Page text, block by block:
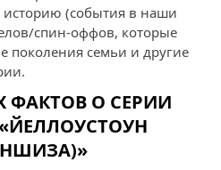
(события в наши
спин‑оффов, которые
поколения семьи и другие
ФАКТОВ О СЕРИИ